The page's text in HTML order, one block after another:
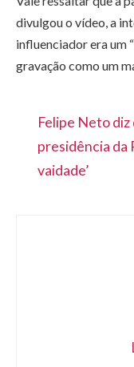
divulgou o vídeo, a
influenciador era um
gravação como um
Felipe Neto
presidência da
vaidade’